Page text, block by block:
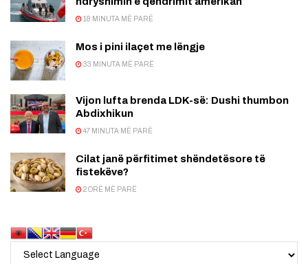
18 MINUTA MË PARË
Mos i pini ilaçet me lëngje
33 MINUTA MË PARË
Vijon lufta brenda LDK-së: Dushi thumbon
Abdixhikun
47 MINUTA MË PARË
Cilat janë përfitimet shëndetësore të
fistekëve?
2 ORË MË PARË